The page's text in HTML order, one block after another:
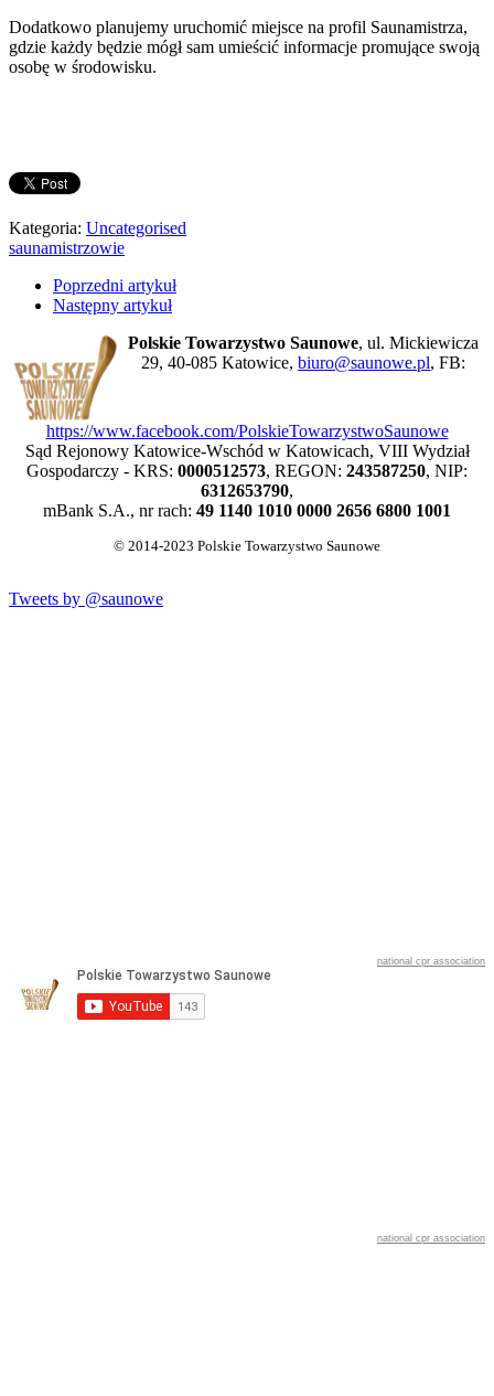
Dodatkowo planujemy uruchomić miejsce na profil Saunamistrza,
gdzie każdy będzie mógł sam umieścić informacje promujące swoją
osobę w środowisku.
Kategoria: Uncategorised
saunamistrzowie
Poprzedni artykuł
Następny artykuł
Polskie Towarzystwo Saunowe, ul. Mickiewicza
29, 40-085 Katowice,biuro@saunowe.pl, FB:
https://www.facebook.com/PolskieTowarzystwoSaunowe
Sąd Rejonowy Katowice-Wschód w Katowicach, VIII Wydział
Gospodarczy - KRS: 0000512573, REGON: 243587250, NIP:
6312653790,
mBank S.A., nr rach: 49 1140 1010 0000 2656 6800 1001
© 2014-2023 Polskie Towarzystwo Saunowe
Tweets by @saunowe
national cpr association
national cpr association